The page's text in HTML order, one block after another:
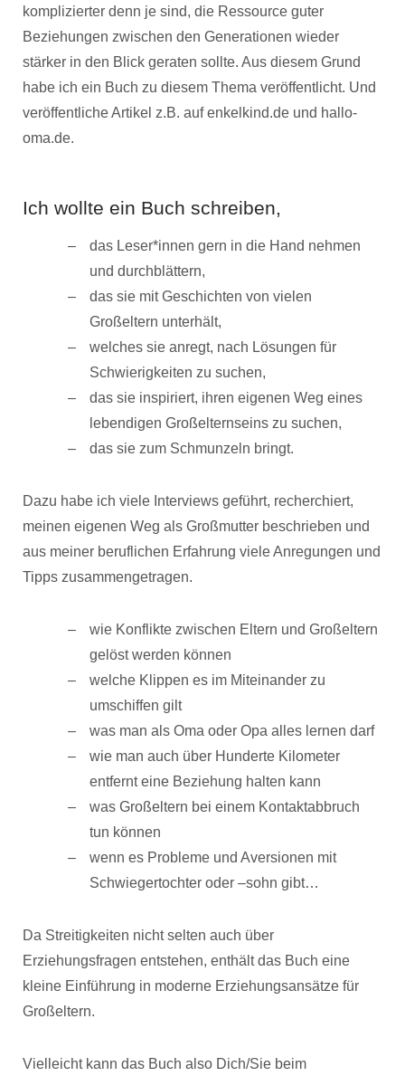
komplizierter denn je sind, die Ressource guter
Beziehungen zwischen den Generationen wieder
stärker in den Blick geraten sollte. Aus diesem Grund
habe ich ein Buch zu diesem Thema veröffentlicht. Und
veröffentliche Artikel z.B. auf enkelkind.de und hallo-
oma.de.
Ich wollte ein Buch schreiben,
das Leser*innen gern in die Hand nehmen
und durchblättern,
das sie mit Geschichten von vielen
Großeltern unterhält,
welches sie anregt, nach Lösungen für
Schwierigkeiten zu suchen,
das sie inspiriert, ihren eigenen Weg eines
lebendigen Großelternseins zu suchen,
das sie zum Schmunzeln bringt.
Dazu habe ich viele Interviews geführt, recherchiert,
meinen eigenen Weg als Großmutter beschrieben und
aus meiner beruflichen Erfahrung viele Anregungen und
Tipps zusammengetragen.
wie Konflikte zwischen Eltern und Großeltern
gelöst werden können
welche Klippen es im Miteinander zu
umschiffen gilt
was man als Oma oder Opa alles lernen darf
wie man auch über Hunderte Kilometer
entfernt eine Beziehung halten kann
was Großeltern bei einem Kontaktabbruch
tun können
wenn es Probleme und Aversionen mit
Schwiegertochter oder –sohn gibt…
Da Streitigkeiten nicht selten auch über
Erziehungsfragen entstehen, enthält das Buch eine
kleine Einführung in moderne Erziehungsansätze für
Großeltern.
Vielleicht kann das Buch also Dich/Sie beim